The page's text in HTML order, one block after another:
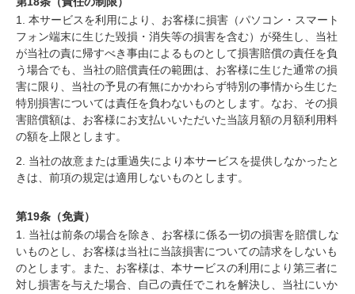
1. 本サービスを利用により、お客様に損害（パソコン・スマート
フォン端末に生じた毀損・消失等の損害を含む）が発生し、当社
が当社の責に帰すべき事由によるものとして損害賠償の責任を負
う場合でも、当社の賠償責任の範囲は、お客様に生じた通常の損
害に限り、当社の予見の有無にかかわらず特別の事情から生じた
特別損害については責任を負わないものとします。なお、その損
害賠償額は、お客様にお支払いいただいた当該月額の月額利用料
の額を上限とします。
2. 当社の故意または重過失により本サービスを提供しなかったと
きは、前項の規定は適用しないものとします。
第19条（免責）
1. 当社は前条の場合を除き、お客様に係る一切の損害を賠償しな
いものとし、お客様は当社に当該損害についての請求をしないも
のとします。また、お客様は、本サービスの利用により第三者に
対し損害を与えた場合、自己の責任でこれを解決し、当社にいか